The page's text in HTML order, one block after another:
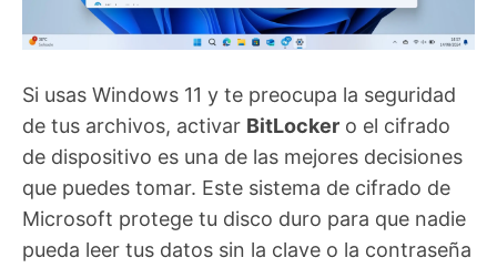
Si usas Windows 11 y te preocupa la seguridad
de tus archivos, activar BitLocker o el cifrado
de dispositivo es una de las mejores decisiones
que puedes tomar. Este sistema de cifrado de
Microsoft protege tu disco duro para que nadie
pueda leer tus datos sin la clave o la contraseña